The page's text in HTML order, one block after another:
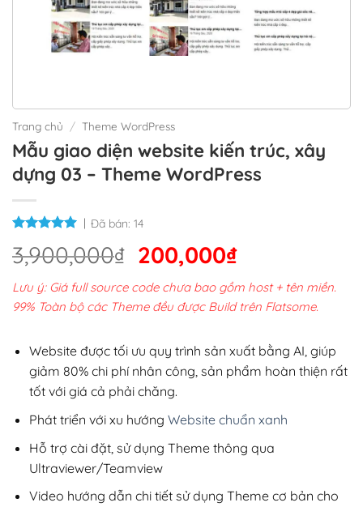
Trang chủ / Theme WordPress
Mẫu giao diện website kiến trúc, xây
dựng 03 – Theme WordPress
Đã bán: 14
3,900,000₫ Giá
gốc
là:
3,900,000₫.
200,000₫Giá
hiện
tại
200,000₫.
Lưu ý: Giá full source code chưa bao gồm host + tên miền.
99% Toàn bộ các Theme đều được Build trên Flatsome.
Website được tối ưu quy trình sản xuất bằng AI, giúp
giảm 80% chi phí nhân công, sản phẩm hoàn thiện rất
tốt với giá cả phải chăng.
Phát triển với xu hướng Website chuẩn xanh
Hỗ trợ cài đặt, sử dụng Theme thông qua
Ultraviewer/Teamview
Video hướng dẫn chi tiết sử dụng Theme cơ bản cho